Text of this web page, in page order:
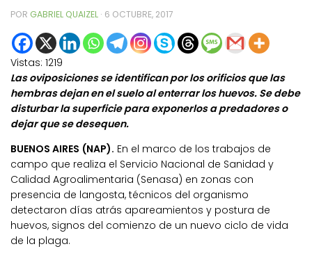
POR GABRIEL QUAIZEL · 6 OCTUBRE, 2017
Vistas: 1219
Las oviposiciones se identifican por los orificios que las
hembras dejan en el suelo al enterrar los huevos. Se debe
disturbar la superficie para exponerlos a predadores o
dejar que se desequen.
BUENOS AIRES (NAP). En el marco de los trabajos de
campo que realiza el Servicio Nacional de Sanidad y
Calidad Agroalimentaria (Senasa) en zonas con
presencia de langosta, técnicos del organismo
detectaron días atrás apareamientos y postura de
huevos, signos del comienzo de un nuevo ciclo de vida
de la plaga.